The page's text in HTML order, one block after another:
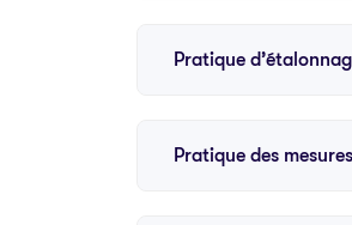
Pratique
Pratique des